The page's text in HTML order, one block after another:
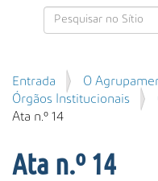
e
i
s
a
P
e
s
Entrada O
Órgãos Institucionais
Ata n.º 14
Ata n.º 14